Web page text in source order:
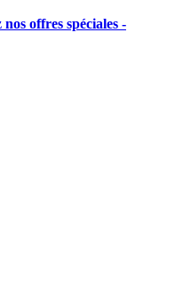
offres spéciales -